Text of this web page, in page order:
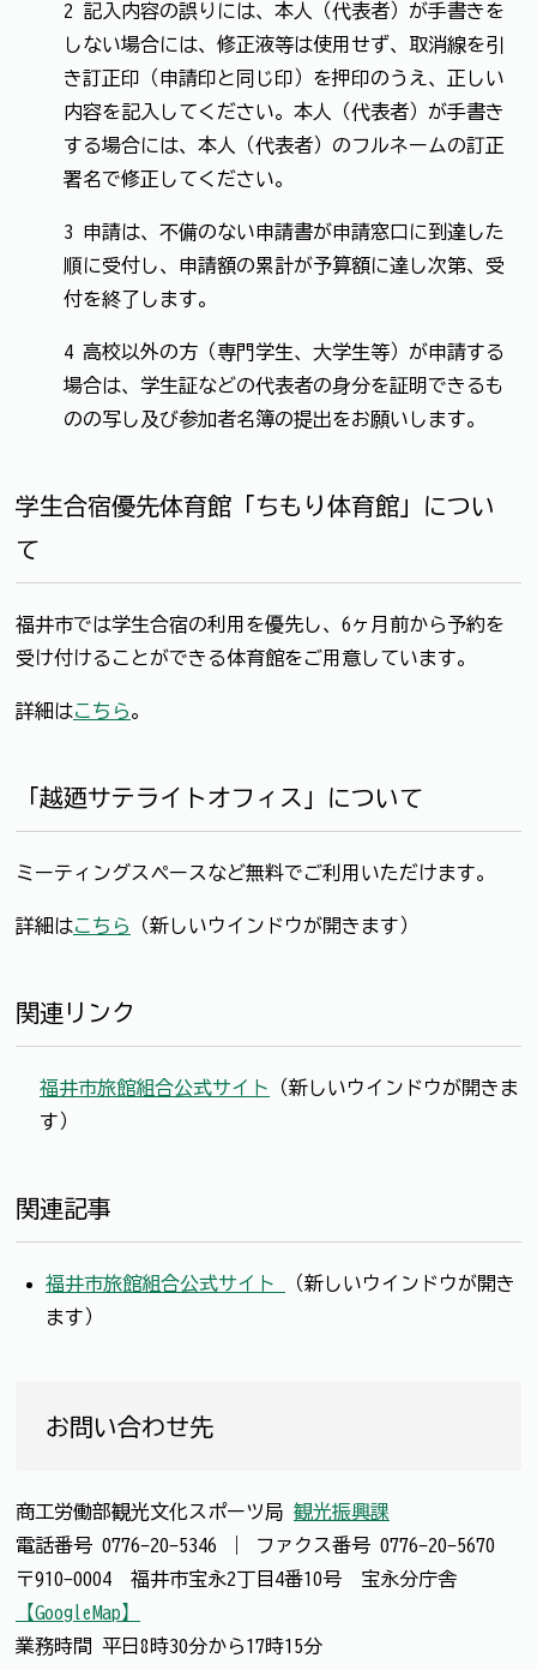
2 記入内容の誤りには、本人（代表者）が手書きを
しない場合には、修正液等は使用せず、取消線を引
き訂正印（申請印と同じ印）を押印のうえ、正しい
内容を記入してください。本人（代表者）が手書き
する場合には、本人（代表者）のフルネームの訂正
署名で修正してください。
3 申請は、不備のない申請書が申請窓口に到達した
順に受付し、申請額の累計が予算額に達し次第、受
付を終了します。
4 高校以外の方（専門学生、大学生等）が申請する
場合は、学生証などの代表者の身分を証明できるも
のの写し及び参加者名簿の提出をお願いします。
学生合宿優先体育館「ちもり体育館」につい
て
福井市では学生合宿の利用を優先し、6ヶ月前から予約を
受け付けることができる体育館をご用意しています。
詳細はこちら。
「越廼サテライトオフィス」について
ミーティングスペースなど無料でご利用いただけます。
詳細はこちら （新しいウインドウが開きます）
関連リンク
福井市旅館組合公式サイト
（新しいウインドウが開きま
す）
関連記事
福井市旅館組合公式サイト
（新しいウインドウが開き
ます）
お問い合わせ先
商工労働部観光文化スポーツ局 観光振興課
電話番号 0776-20-5346 ファクス番号 0776-20-5670
〒910-0004 福井市宝永2丁目4番10号 宝永分庁舎
【GoogleMap】
業務時間 平日8時30分から17時15分